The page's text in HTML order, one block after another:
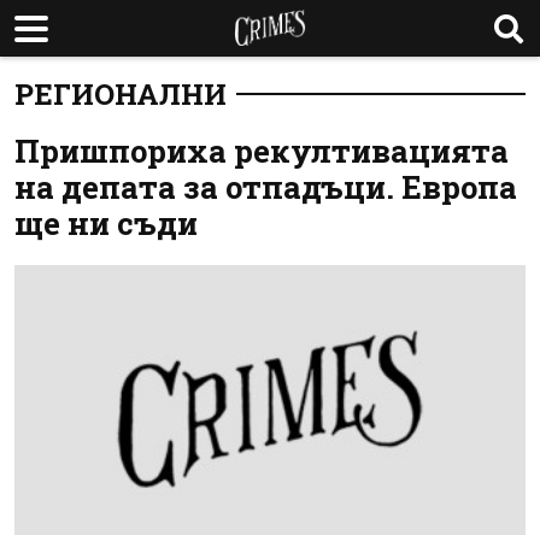
РЕГИОНАЛНИ
Пришпориха рекултивацията
на депата за отпадъци. Европа
ще ни съди